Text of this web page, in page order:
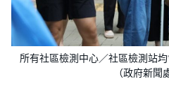
所有社區檢測中心／社區檢測站
（政府新聞